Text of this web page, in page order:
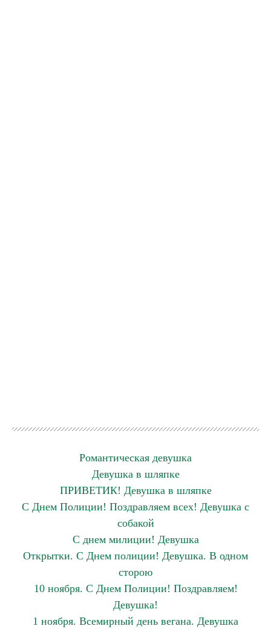
Романтическая девушка
Девушка в шляпке
ПРИВЕТИК! Девушка в шляпке
С Днем Полиции! Поздравляем всех! Девушка с
собакой
С днем милиции! Девушка
Открытки. С Днем полиции! Девушка. В одном
сторою
10 ноября. С Днем Полиции! Поздравляем!
Девушка!
1 ноября. Всемирный день вегана. Девушка